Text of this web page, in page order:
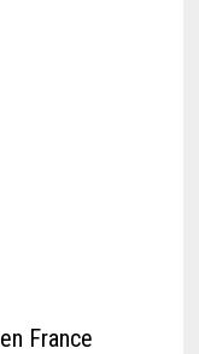
France